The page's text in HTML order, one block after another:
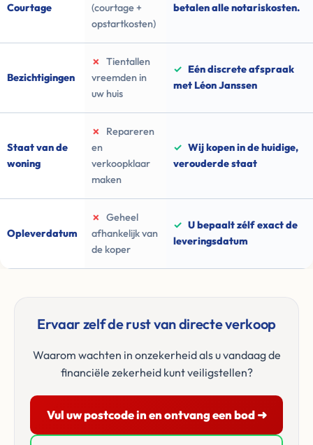
Courtage
(courtage +
opstartkosten)
betalen alle notariskosten.
Bezichtigingen
✗
Tientallen
vreemden in
uw huis
✓ Eén discrete afspraak
met Léon Janssen
Staat van de
woning
✗
Repareren
en
verkoopklaar
maken
✓ Wij kopen in de huidige,
verouderde staat
Opleverdatum
✗
Geheel
afhankelijk van
de koper
✓ U bepaalt zélf exact de
leveringsdatum
Ervaar zelf de rust van directe verkoop
Waarom wachten in onzekerheid als u vandaag de
financiële zekerheid kunt veiligstellen?
Vul uw postcode in en ontvang een bod ➜